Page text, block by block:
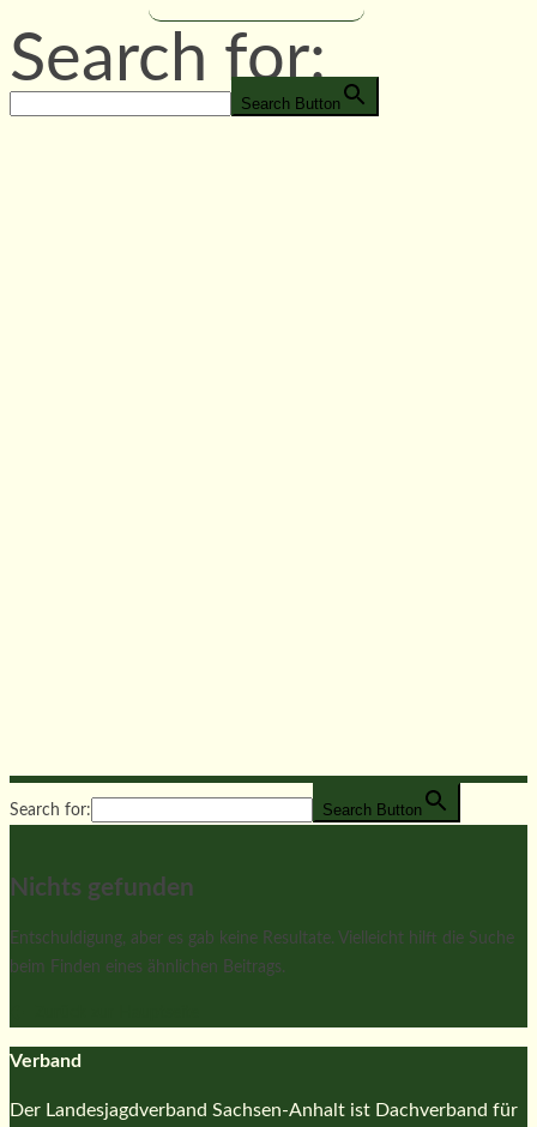
Search for:
Search Button
Search for: Search Button
Nichts gefunden
Entschuldigung, aber es gab keine Resultate. Vielleicht hilft die Suche
beim Finden eines ähnlichen Beitrags.
Verband
Der Landesjagdverband Sachsen-Anhalt ist Dachverband für